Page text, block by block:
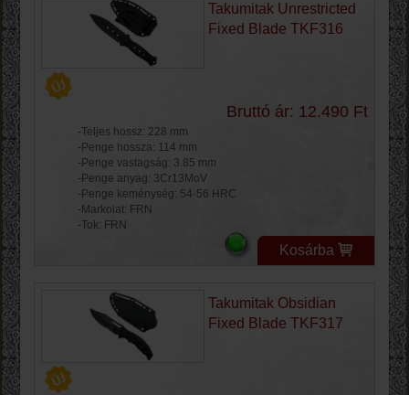
Takumitak Unrestricted
Fixed Blade TKF316
Bruttó ár: 12.490 Ft
-Teljes hossz: 228 mm
-Penge hossza: 114 mm
-Penge vastagság: 3.85 mm
-Penge anyag: 3Cr13MoV
-Penge keménység: 54-56 HRC
-Markolat: FRN
-Tok: FRN
Kosárba
Takumitak Obsidian
Fixed Blade TKF317